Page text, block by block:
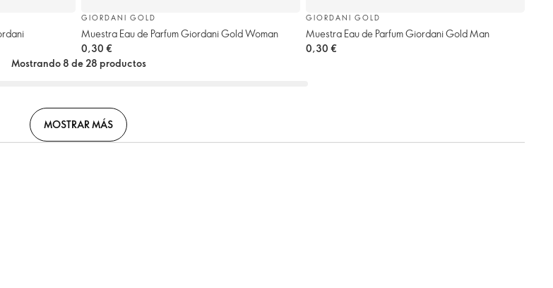
GIORDANI GOLD
Muestra Eau de Parfum Giordani Gold Woman
0,30 €
GIORDANI GOLD
Muestra Eau de Parfum Giordani Gold Man
0,30 €
Mostrando 8 de 28 productos
MOSTRAR MÁS